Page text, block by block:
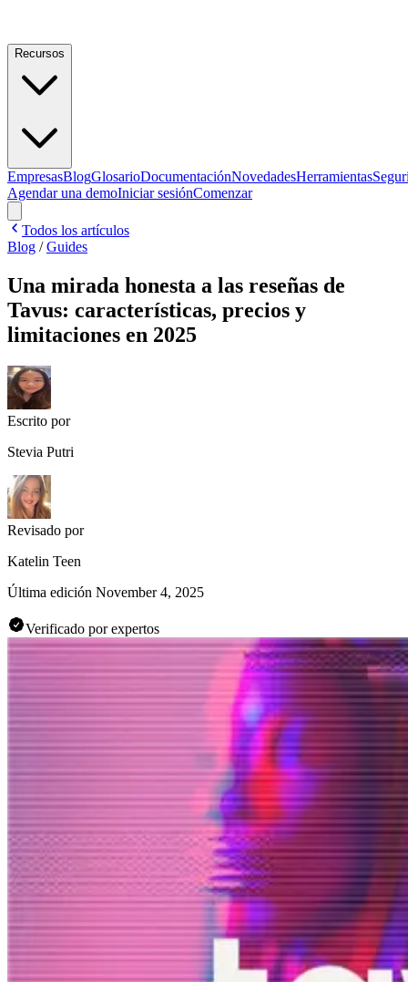
Recursos
EmpresasBlogGlosarioDocumentaciónNovedadesHerramientas
Agendar una demoIniciar sesiónComenzar
Todos los artículos
Blog /Guides
Una mirada honesta a las reseñas de
Tavus: características, precios y
limitaciones en 2025
Escrito por
Stevia Putri
Revisado por
Katelin Teen
Última edición November 4, 2025
Verificado por expertos